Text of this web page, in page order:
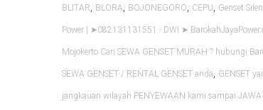
BLITAR, BLORA, BOJONEGORO, CEPU, Genset
Power | ➤082131131551 - DWI ➤
Mojokerto Cari SEWA GENSET MURAH ? hubungi
SEWA GENSET / RENTAL GENSET anda, GENSET
jangkauan wilayah PENYEWAAN kami sampai JAWA